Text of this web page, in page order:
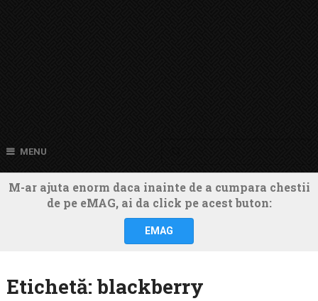
MENU
M-ar ajuta enorm daca inainte de a cumpara chestii
de pe eMAG, ai da click pe acest buton:
EMAG
Etichetă: blackberry